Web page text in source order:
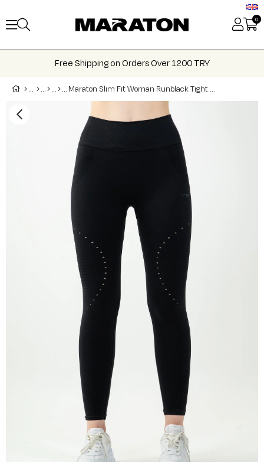
0
Free Shipping on Orders Over 1200 TRY
Maraton Slım Fıt Woman Runblack Tıght 812118